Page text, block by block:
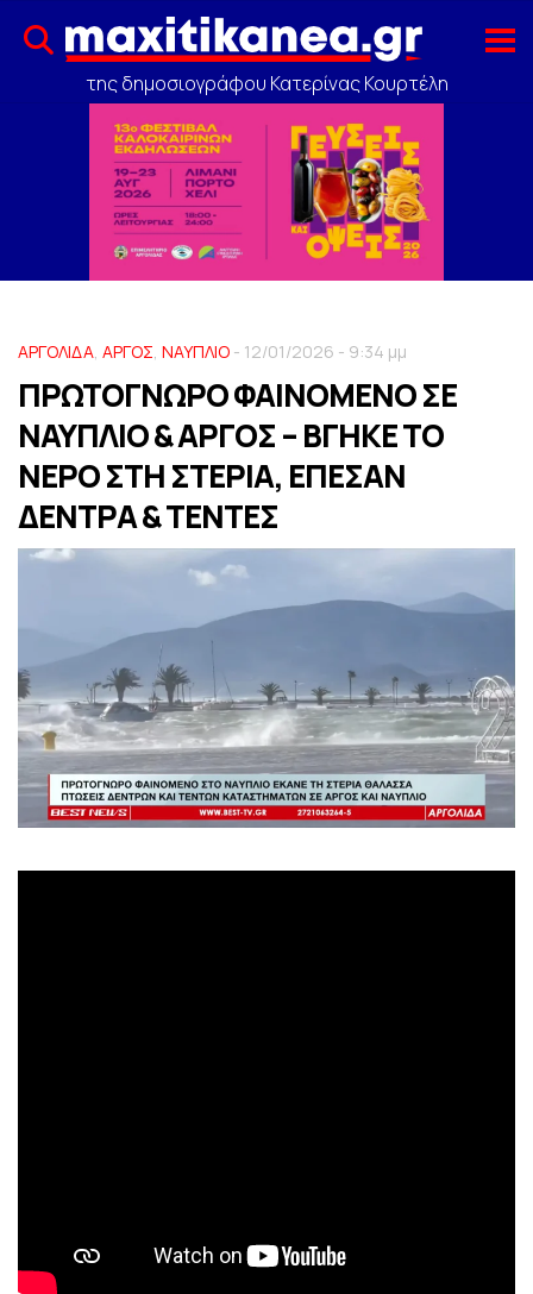
της δημοσιογράφου Κατερίνας Κουρτέλη
ΑΡΓΟΛΙΔΑ, ΑΡΓΟΣ, ΝΑΥΠΛΙΟ - 12/01/2026 - 9:34 μμ
ΠΡΩΤΟΓΝΩΡΟ ΦΑΙΝΟΜΕΝΟ ΣΕ
ΝΑΥΠΛΙΟ & ΑΡΓΟΣ – ΒΓΗΚΕ ΤΟ
ΝΕΡΟ ΣΤΗ ΣΤΕΡΙΑ, ΕΠΕΣΑΝ
ΔΕΝΤΡΑ & ΤΕΝΤΕΣ